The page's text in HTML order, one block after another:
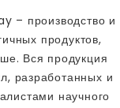
– производство и
продуктов,
Вся продукция
разработанных и
научного